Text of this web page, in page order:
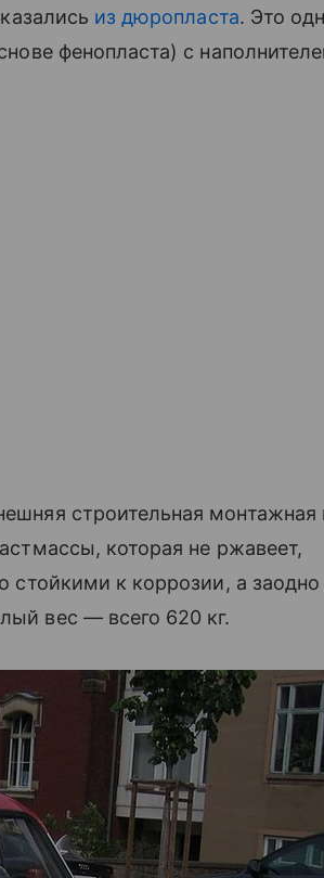
из дюропласта. Это
фенопласта) с
строительная монтажная
которая не ржавеет,
стойкими к коррозии, а заодно
вес — всего 620 кг.